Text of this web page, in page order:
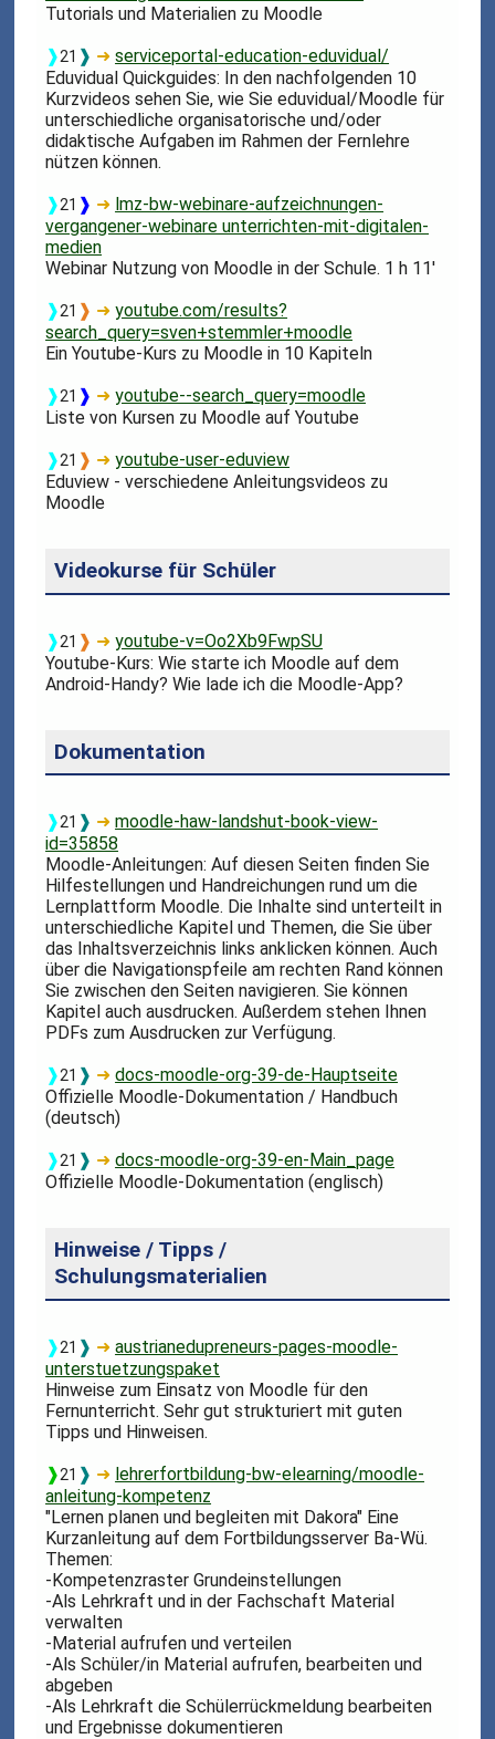
Tutorials und Materialien zu Moodle
❱21 ❱ ➜serviceportal-education-eduvidual/
Eduvidual Quickguides: In den nachfolgenden 10
Kurzvideos sehen Sie, wie Sie eduvidual/Moodle für
unterschiedliche organisatorische und/oder
didaktische Aufgaben im Rahmen der Fernlehre
nützen können.
❱21 ❱ ➜ lmz-bw-webinare-aufzeichnungen-
vergangener-webinare unterrichten-mit-digitalen-
medien
Webinar Nutzung von Moodle in der Schule. 1 h 11'
❱21 ❱ ➜youtube.com/results?
search_query=sven+stemmler+moodle
Ein Youtube-Kurs zu Moodle in 10 Kapiteln
❱21 ❱ ➜youtube--search_query=moodle
Liste von Kursen zu Moodle auf Youtube
❱21 ❱ ➜youtube-user-eduview
Eduview - verschiedene Anleitungsvideos zu
Moodle
Videokurse für Schüler
❱21 ❱ ➜youtube-v=Oo2Xb9FwpSU
Youtube-Kurs: Wie starte ich Moodle auf dem
Android-Handy? Wie lade ich die Moodle-App?
Dokumentation
❱21 ❱ ➜moodle-haw-landshut-book-view-
id=35858
Moodle-Anleitungen: Auf diesen Seiten finden Sie
Hilfestellungen und Handreichungen rund um die
Lernplattform Moodle. Die Inhalte sind unterteilt in
unterschiedliche Kapitel und Themen, die Sie über
das Inhaltsverzeichnis links anklicken können. Auch
über die Navigationspfeile am rechten Rand können
Sie zwischen den Seiten navigieren. Sie können
Kapitel auch ausdrucken. Außerdem stehen Ihnen
PDFs zum Ausdrucken zur Verfügung.
❱21 ❱ ➜docs-moodle-org-39-de-Hauptseite
Offizielle Moodle-Dokumentation / Handbuch
(deutsch)
❱21 ❱ ➜docs-moodle-org-39-en-Main_page
Offizielle Moodle-Dokumentation (englisch)
Hinweise / Tipps /
Schulungsmaterialien
❱21 ❱ ➜austrianedupreneurs-pages-moodle-
unterstuetzungspaket
Hinweise zum Einsatz von Moodle für den
Fernunterricht. Sehr gut strukturiert mit guten
Tipps und Hinweisen.
❱21 ❱ ➜ lehrerfortbildung-bw-elearning/moodle-
anleitung-kompetenz
"Lernen planen und begleiten mit Dakora" Eine
Kurzanleitung auf dem Fortbildungsserver Ba-Wü.
Themen:
-Kompetenzraster Grundeinstellungen
-Als Lehrkraft und in der Fachschaft Material
verwalten
-Material aufrufen und verteilen
-Als Schüler/in Material aufrufen, bearbeiten und
abgeben
-Als Lehrkraft die Schülerrückmeldung bearbeiten
und Ergebnisse dokumentieren